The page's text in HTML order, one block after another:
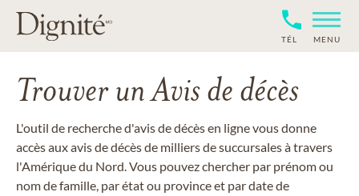
TÉL MENU
Trouver un Avis de décès
L'outil de recherche d'avis de décès en ligne vous donne
accès aux avis de décès de milliers de succursales à travers
l'Amérique du Nord. Vous pouvez chercher par prénom ou
nom de famille, par état ou province et par date de